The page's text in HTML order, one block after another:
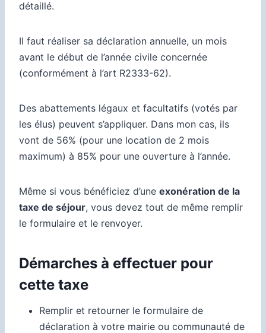
détaillé.
Il faut réaliser sa déclaration annuelle, un mois
avant le début de l’année civile concernée
(conformément à l’art R2333-62).
Des abattements légaux et facultatifs (votés par
les élus) peuvent s’appliquer. Dans mon cas, ils
vont de 56% (pour une location de 2 mois
maximum) à 85% pour une ouverture à l’année.
Même si vous bénéficiez d’une exonération de la
taxe de séjour, vous devez tout de même remplir
le formulaire et le renvoyer.
Démarches à effectuer pour
cette taxe
Remplir et retourner le formulaire de
déclaration à votre mairie ou communauté de